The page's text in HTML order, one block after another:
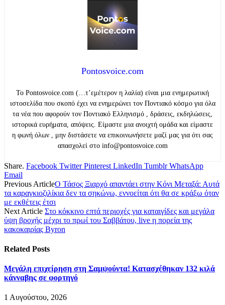
Pontosvoice.com
Το Pontosvoice.com (…τ’εμέτερον η λαλία) είναι μια ενημερωτική
ιστοσελίδα που σκοπό έχει να ενημερώνει τον Ποντιακό κόσμο για όλα
τα νέα που αφορούν τον Ποντιακό Ελληνισμό , δράσεις, εκδηλώσεις,
ιστορικά ευρήματα, απόψεις. Είμαστε μια ανοιχτή ομάδα και είμαστε
η φωνή όλων , μην διστάσετε να επικοινωνήσετε μαζί μας για ότι σας
απασχολεί στο info@pontosvoice.com
Share. Facebook Twitter Pinterest LinkedIn Tumblr WhatsApp
Email
Previous ArticleΟ Τάσος Ξιαρχό απαντάει στην Κόνι Μεταξά: Αυτά
τα καραγκιοζιλίκια δεν τα σηκώνω, εννοείται ότι θα σε κράξω όταν
με εκθέτεις έτσι
Next Article Στο κόκκινο επτά περιοχές για καταιγίδες και μεγάλα
ύψη βροχής μέχρι το πρωί του Σαββάτου, live η πορεία της
κακοκαιρίας Byron
Related Posts
Μεγάλη επιχείρηση στη Σαμψούντα! Κατασχέθηκαν 132 κιλά
κάνναβης σε φορτηγό
1 Αυγούστου, 2026